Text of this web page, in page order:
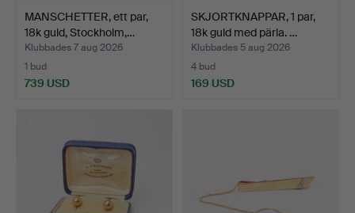
MANSCHETTER, ett par,
18k guld, Stockholm,…
Klubbades 7 aug 2026
1 bud
739 USD
SKJORTKNAPPAR, 1 par,
18k guld med pärla. …
Klubbades 5 aug 2026
4 bud
169 USD